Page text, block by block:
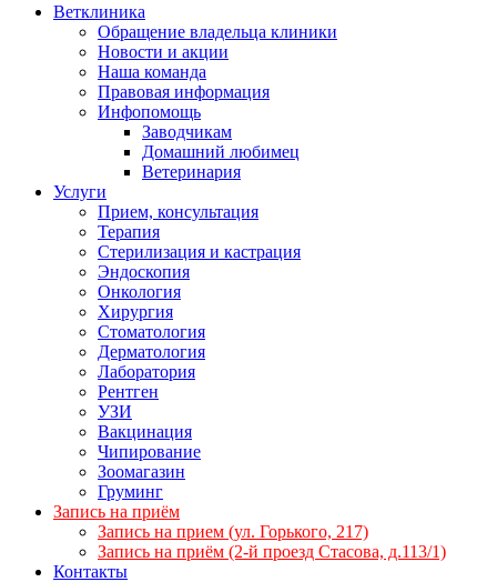
Ветклиника
Обращение владельца клиники
Новости и акции
Наша команда
Правовая информация
Инфопомощь
Заводчикам
Домашний любимец
Ветеринария
Услуги
Прием, консультация
Терапия
Стерилизация и кастрация
Эндоскопия
Онкология
Хирургия
Стоматология
Дерматология
Лаборатория
Рентген
УЗИ
Вакцинация
Чипирование
Зоомагазин
Груминг
Запись на приём
Запись на прием (ул. Горького, 217)
Запись на приём (2-й проезд Стасова, д.113/1)
Контакты